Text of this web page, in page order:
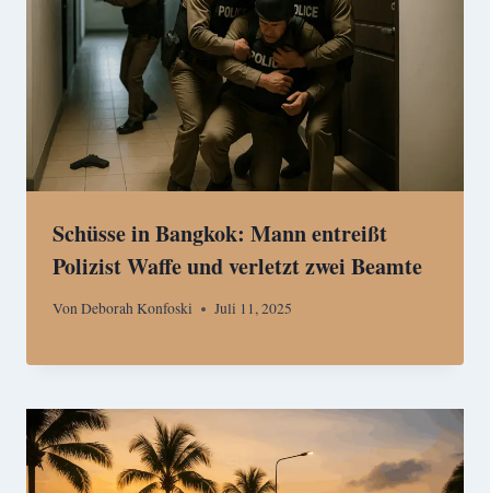
Schüsse in Bangkok: Mann entreißt
Polizist Waffe und verletzt zwei Beamte
VonDeborah Konfoski Juli 11, 2025